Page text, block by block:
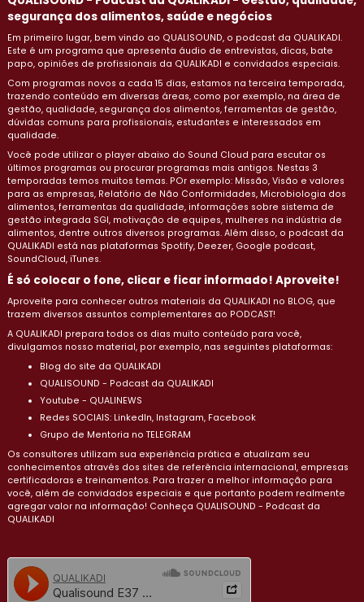
segurança dos alimentos, saúde e negócios
Em primeiro lugar, bem vindo ao QUALISOUND, o podcast da QUALIKADI.
Este é um programa que apresenta áudio de entrevistas, dicas, bate
papo, opiniões de profissionais da QUALIKADI e convidados especiais.
Com programas novos a cada 15 dias, estamos na terceira temporada,
trazendo conteúdo em diversas áreas, como por exemplo, na área de
gestão, qualidade, segurança dos alimentos, ferramentas de gestão,
dúvidas comuns para profissionais, estudantes e interessados em
qualidade.
Você pode utilizar o player abaixo do Sound Cloud para escutar os
últimos programas ou procurar programas mais antigos. Nestas 3
temporadas temos muitos temas. POr exemplo: Missão, Visão e valores
para as empresas, Relatório de Não Conformidades, Microbiologia dos
alimentos, ferramentas da qualidade, informações sobre sistema de
gestão integrada SGI, motivação de equipes, mulheres na indústria de
alimentos, dentre outros diversos programas. Além disso, o podcast da
QUALIKADI está nas plataformas Spotify, Deezer, Google podcast,
SoundCloud, iTunes.
É só colocar o fone, clicar e ficar informado! Aproveite!
Aproveite para conhecer outros materiais da QUALIKADI no BLOG, que
trazem diversos assuntos complementares ao PODCAST!
A QUALIKADI prepara todos os dias muito conteúdo para você,
divulgamos nosso material, por exemplo, nas seguintes plataformas:
Blog do site da QUALIKADI
QUALISOUND - Podcast da QUALIKADI
Youtube - QUALINEWS
Redes SOCIAIS: LinkedIn, Instagram, Facebook
Grupo de Mentoria no TELEGRAM
Os consultores utilizam sua experiência prática e atualizam seu
conhecimentos através dos sites de referência internacional, empresas
certificadoras e treinamentos. Para trazer a melhor informação para
você, além de convidados especiais e que portanto podem realmente
agregar valor na informação! Conheça QUALISOUND - Podcast da
QUALIKADI